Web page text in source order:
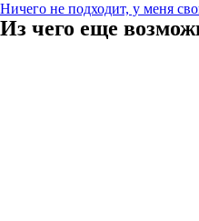
Ничего не подходит, у меня
Из чего еще